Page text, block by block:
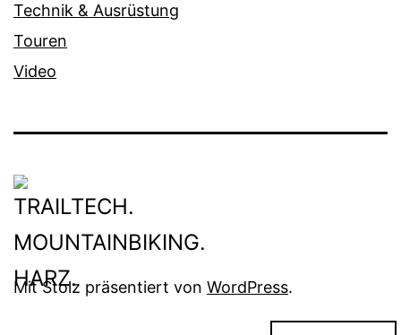
Technik & Ausrüstung
Touren
Video
Mit Stolz präsentiert von WordPress.